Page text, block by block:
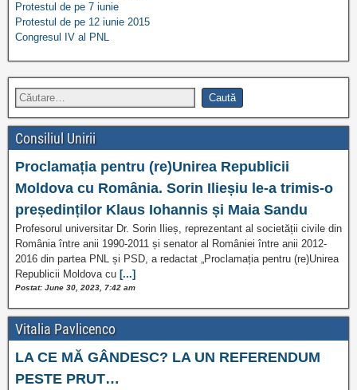
Protestul de pe 7 iunie
Protestul de pe 12 iunie 2015
Congresul IV al PNL
Consiliul Unirii
Proclamația pentru (re)Unirea Republicii
Moldova cu România. Sorin Ilieșiu le-a trimis-o
președinților Klaus Iohannis și Maia Sandu
Profesorul universitar Dr. Sorin Ilieș, reprezentant al societății civile din
România între anii 1990-2011 și senator al României între anii 2012-
2016 din partea PNL și PSD, a redactat „Proclamația pentru (re)Unirea
Republicii Moldova cu [...]
Postat: June 30, 2023, 7:42 am
Vitalia Pavlicenco
LA CE MĂ GÂNDESC? LA UN REFERENDUM
PESTE PRUT…